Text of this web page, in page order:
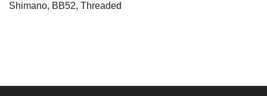
Shimano, BB52, Threaded